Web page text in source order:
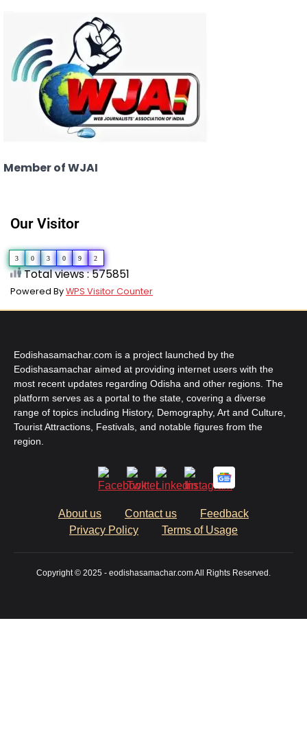
Member of WJAI
Our Visitor
3 0 3 0 9 2
Total views : 575851
Powered ByWPS Visitor Counter
Eodishasamachar.com is a project launched by the
Eodishasamachar aimed at providing internet users with the
most recent updates regarding Odisha and other regions. The
platform serves as a portal to the state, covering a diverse
range of topics including History, Demography, Art and Culture,
Tourist Attractions, Festivals, and notable figures from the
region.
About us Contact us
Feedback
Privacy Policy
Terms of Usage
Copyright © 2025 - eodishasamachar.com All Rights Reserved.